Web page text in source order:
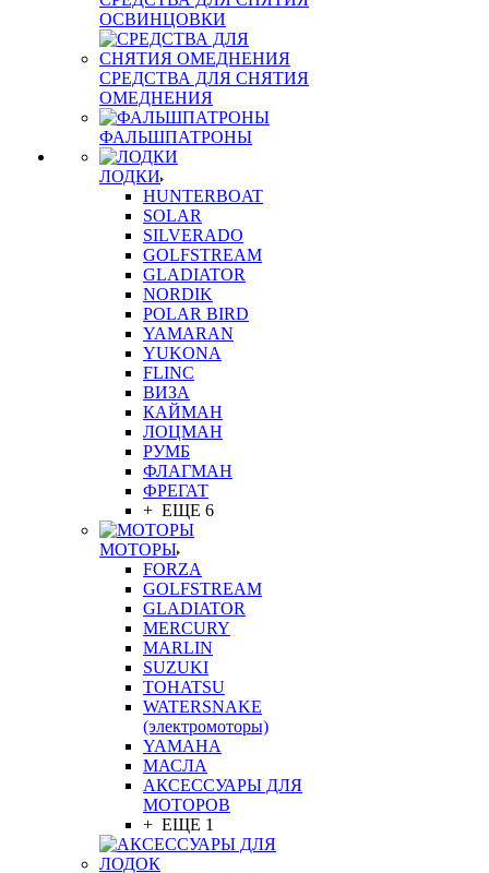
ОСВИНЦОВКИ
СРЕДСТВА ДЛЯ СНЯТИЯ
ОМЕДНЕНИЯ
ФАЛЬШПАТРОНЫ
ЛОДКИ
HUNTERBOAT
SOLAR
SILVERADO
GOLFSTREAM
GLADIATOR
NORDIK
POLAR BIRD
YAMARAN
YUKONA
FLINC
ВИЗА
КАЙМАН
ЛОЦМАН
РУМБ
ФЛАГМАН
ФРЕГАТ
+ ЕЩЕ 6
МОТОРЫ
FORZA
GOLFSTREAM
GLADIATOR
MERCURY
MARLIN
SUZUKI
TOHATSU
WATERSNAKE
(электромоторы)
YAMAHA
МАСЛА
АКСЕССУАРЫ ДЛЯ
МОТОРОВ
+ ЕЩЕ 1